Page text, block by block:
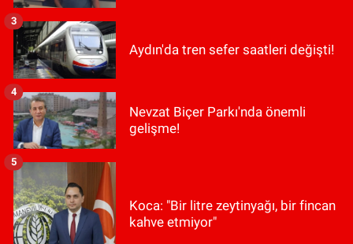
Aydın'da tren sefer saatleri değişti!
3
Nevzat Biçer Parkı'nda önemli
gelişme!
4
Koca: "Bir litre zeytinyağı, bir fincan
kahve etmiyor"
5